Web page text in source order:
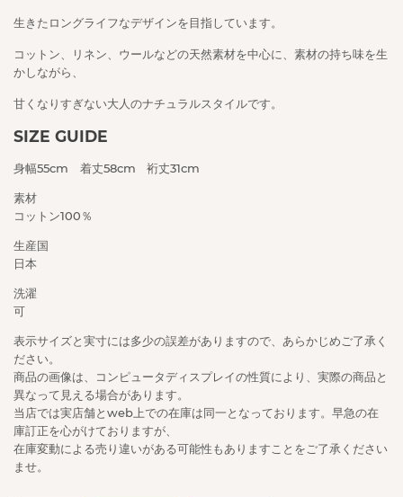
生きたロングライフなデザインを目指しています。
コットン、リネン、ウールなどの天然素材を中心に、素材の持ち味を生
かしながら、
甘くなりすぎない大人のナチュラルスタイルです。
SIZE GUIDE
身幅55cm 着丈58cm 裄丈31cm
素材
コットン100％
生産国
日本
洗濯
可
表示サイズと実寸には多少の誤差がありますので、あらかじめご了承く
ださい。
商品の画像は、コンピュータディスプレイの性質により、実際の商品と
異なって見える場合があります。
当店では実店舗とweb上での在庫は同一となっております。早急の在
庫訂正を心がけておりますが、
在庫変動による売り違いがある可能性もありますことをご了承ください
ませ。